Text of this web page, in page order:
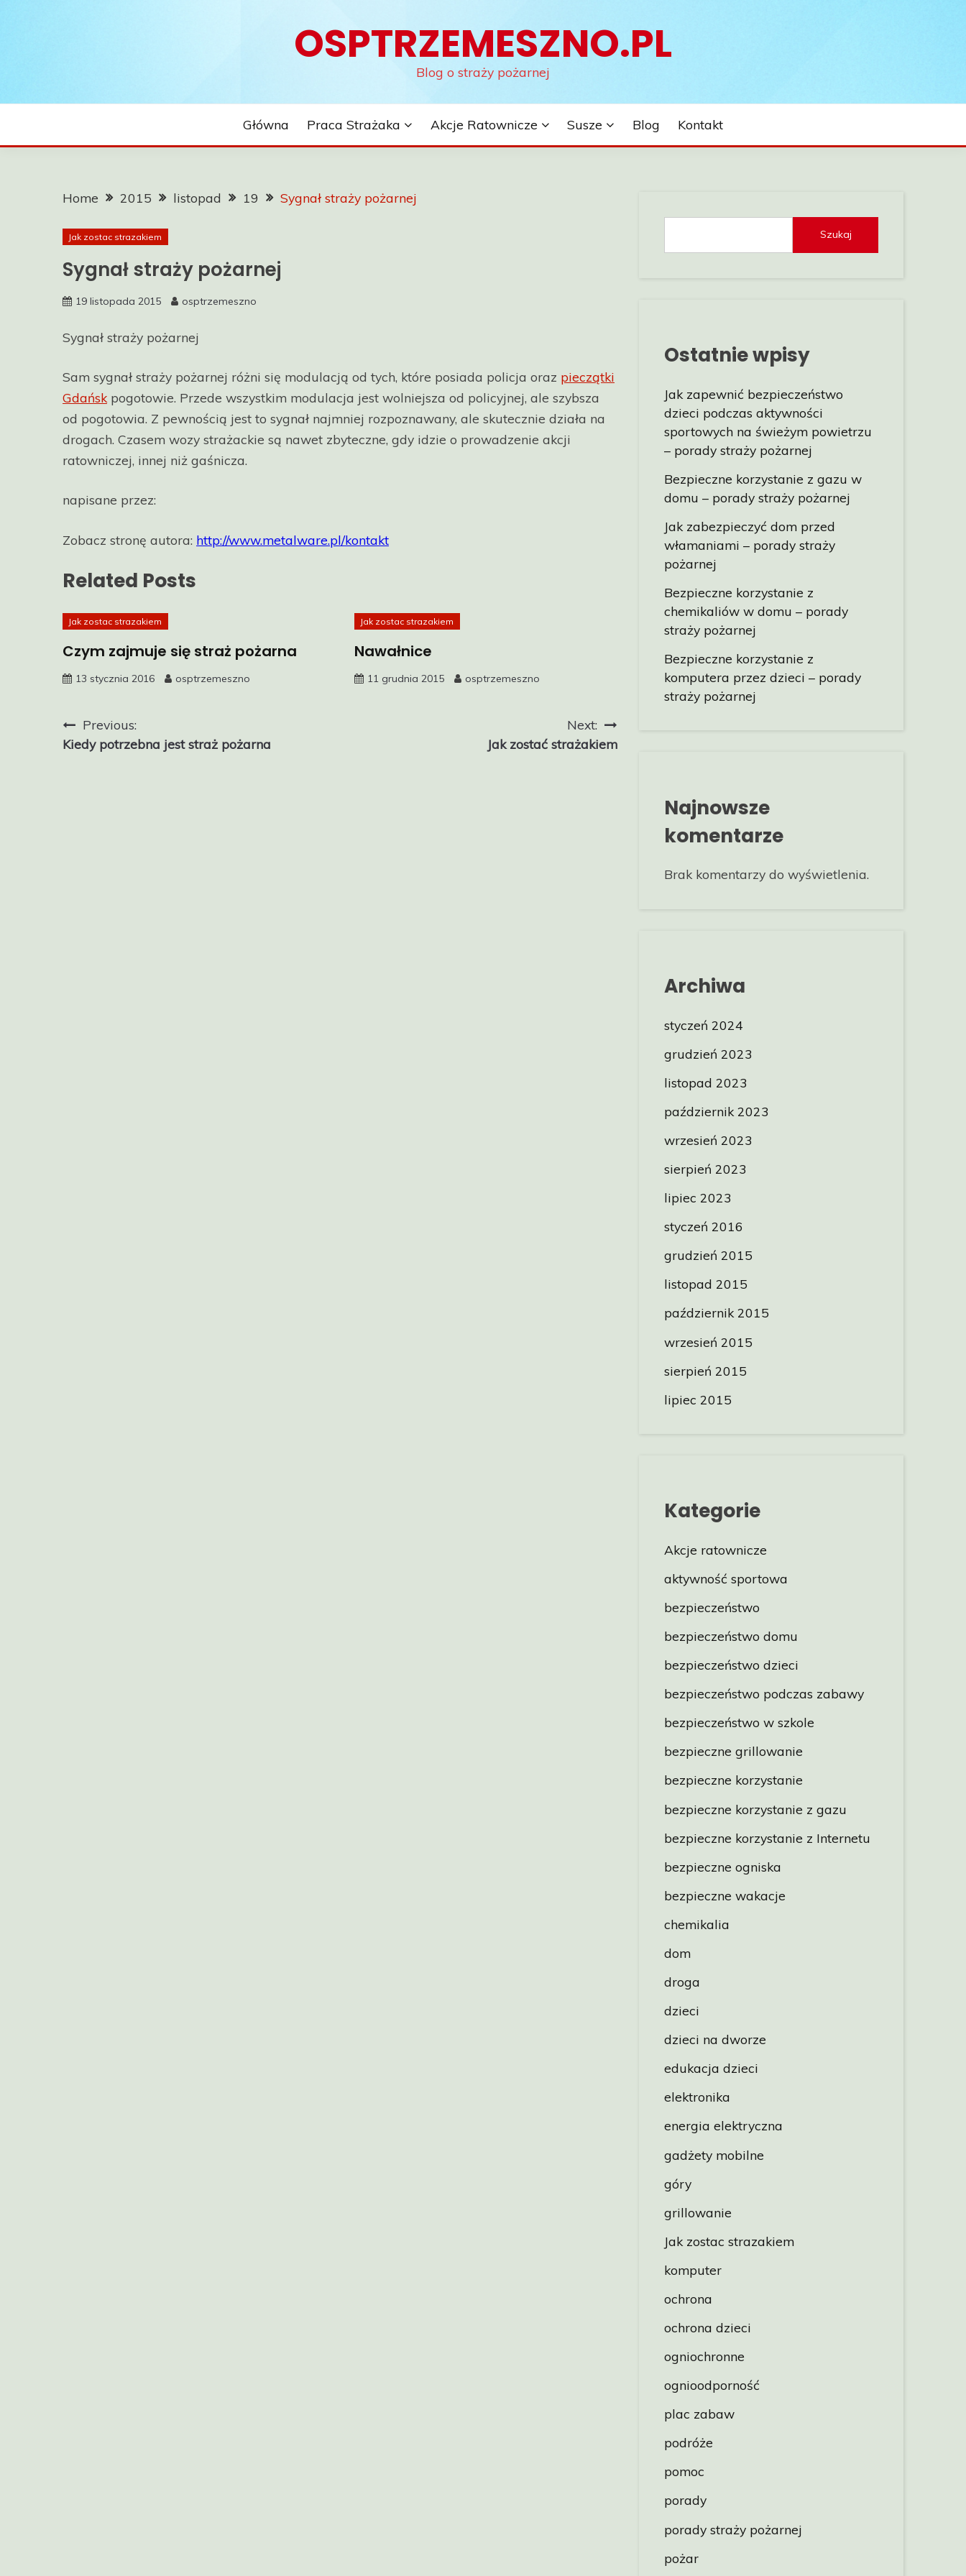
OSPTRZEMESZNO.PL
Blog o straży pożarnej
Główna Praca Strażaka Akcje Ratownicze Susze Blog Kontakt
Home 2015 listopad 19 Sygnał straży pożarnej
Jak zostac strazakiem
Sygnał straży pożarnej
19 listopada 2015 osptrzemeszno
Sygnał straży pożarnej
Sam sygnał straży pożarnej różni się modulacją od tych, które posiada policja oraz pieczątki
Gdańsk pogotowie. Przede wszystkim modulacja jest wolniejsza od policyjnej, ale szybsza
od pogotowia. Z pewnością jest to sygnał najmniej rozpoznawany, ale skutecznie działa na
drogach. Czasem wozy strażackie są nawet zbyteczne, gdy idzie o prowadzenie akcji
ratowniczej, innej niż gaśnicza.
napisane przez:
Zobacz stronę autora: http://www.metalware.pl/kontakt
Related Posts
Jak zostac strazakiem
Czym zajmuje się straż pożarna
13 stycznia 2016 osptrzemeszno
Jak zostac strazakiem
Nawałnice
11 grudnia 2015 osptrzemeszno
Nawigacja
wpisu
Previous:
Kiedy potrzebna jest straż pożarna
Next:
Jak zostać strażakiem
Szukaj
Ostatnie wpisy
Jak zapewnić bezpieczeństwo
dzieci podczas aktywności
sportowych na świeżym powietrzu
– porady straży pożarnej
Bezpieczne korzystanie z gazu w
domu – porady straży pożarnej
Jak zabezpieczyć dom przed
włamaniami – porady straży
pożarnej
Bezpieczne korzystanie z
chemikaliów w domu – porady
straży pożarnej
Bezpieczne korzystanie z
komputera przez dzieci – porady
straży pożarnej
Najnowsze
komentarze
Brak komentarzy do wyświetlenia.
Archiwa
styczeń 2024
grudzień 2023
listopad 2023
październik 2023
wrzesień 2023
sierpień 2023
lipiec 2023
styczeń 2016
grudzień 2015
listopad 2015
październik 2015
wrzesień 2015
sierpień 2015
lipiec 2015
Kategorie
Akcje ratownicze
aktywność sportowa
bezpieczeństwo
bezpieczeństwo domu
bezpieczeństwo dzieci
bezpieczeństwo podczas zabawy
bezpieczeństwo w szkole
bezpieczne grillowanie
bezpieczne korzystanie
bezpieczne korzystanie z gazu
bezpieczne korzystanie z Internetu
bezpieczne ogniska
bezpieczne wakacje
chemikalia
dom
droga
dzieci
dzieci na dworze
edukacja dzieci
elektronika
energia elektryczna
gadżety mobilne
góry
grillowanie
Jak zostac strazakiem
komputer
ochrona
ochrona dzieci
ogniochronne
ognioodporność
plac zabaw
podróże
pomoc
porady
porady straży pożarnej
pożar